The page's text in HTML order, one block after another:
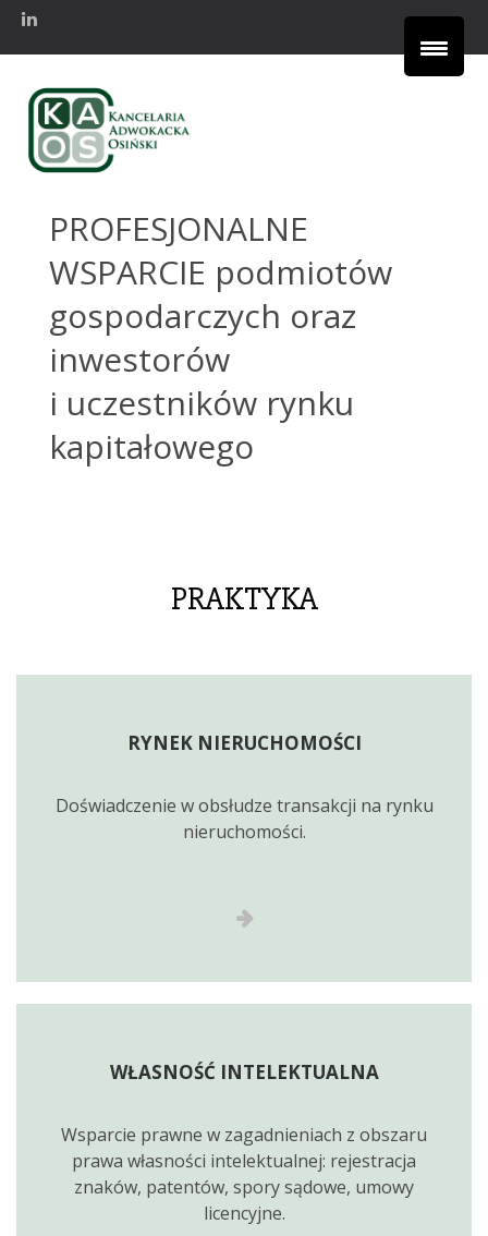
PROFESJONALNE
WSPARCIE podmiotów
gospodarczych oraz
inwestorów
i uczestników rynku
kapitałowego
PRAKTYKA
RYNEK NIERUCHOMOŚCI
Doświadczenie w obsłudze transakcji na rynku
nieruchomości.
WŁASNOŚĆ INTELEKTUALNA
Wsparcie prawne w zagadnieniach z obszaru
prawa własności intelektualnej: rejestracja
znaków, patentów, spory sądowe, umowy
licencyjne.